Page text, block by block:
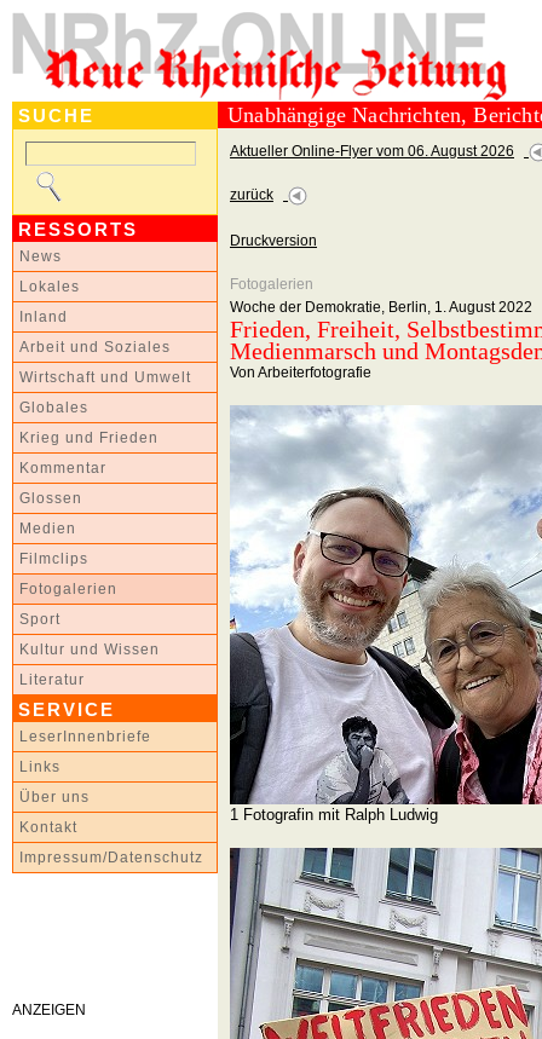
SUCHE
RESSORTS
News
Lokales
Inland
Arbeit und Soziales
Wirtschaft und Umwelt
Globales
Krieg und Frieden
Kommentar
Glossen
Medien
Filmclips
Fotogalerien
Sport
Kultur und Wissen
Literatur
SERVICE
LeserInnenbriefe
Links
Über uns
Kontakt
Impressum/Datenschutz
ANZEIGEN
Unabhängige Nachrichten,
Aktueller Online-Flyer vom 06. August 2026
zurück
Druckversion
Fotogalerien
Woche der Demokratie, Berlin, 1. August 2022
Frieden, Freiheit,
Medienmarsch und
Von Arbeiterfotografie
1 Fotografin mit Ralph Ludwig